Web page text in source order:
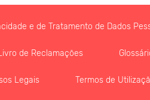
e de Tratamento de Dados
de Reclamações
Legais Termos de